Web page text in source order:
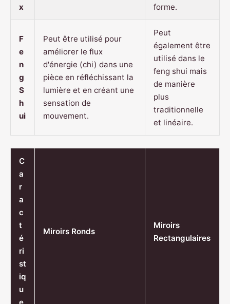
x
forme.
F
e
n
g
S
h
ui
Peut être utilisé pour
améliorer le flux
d'énergie (chi) dans une
pièce en réfléchissant la
lumière et en créant une
sensation de
mouvement.
Peut
également être
utilisé dans le
feng shui mais
de manière
plus
traditionnelle
et linéaire.
C
a
r
a
c
t
é
ri
st
iq
u
Miroirs Ronds
Miroirs
Rectangulaires